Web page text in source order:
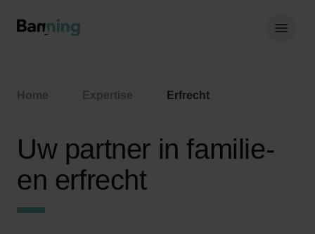
Home Expertise Erfrecht
Uw partner in familie-
en erfrecht